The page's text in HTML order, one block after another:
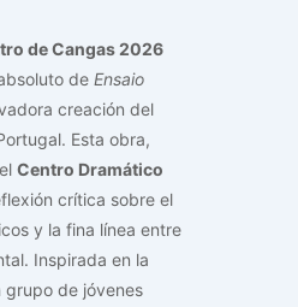
de Cangas 2026
de Ensaio
creación del
Esta obra,
Centro Dramático
crítica sobre el
y la fina línea entre
Inspirada en la
de jóvenes